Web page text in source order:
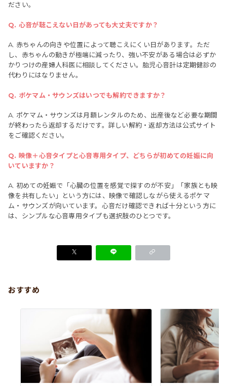
ださい。
Q. 心音が聴こえない日があっても大丈夫ですか？
A. 赤ちゃんの向きや位置によって聴こえにくい日があります。ただ
し、赤ちゃんの動きが極端に減ったり、強い不安がある場合は必ずか
かりつけの産婦人科医に相談してください。胎児心音計は定期健診の
代わりにはなりません。
Q. ポケマム・サウンズはいつでも解約できますか？
A. ポケマム・サウンズは月額レンタルのため、出産後など必要な期間
が終わったら返却するだけです。詳しい解約・返却方法は公式サイト
をご確認ください。
Q. 映像＋心音タイプと心音専用タイプ、どちらが初めての妊娠に向
いていますか？
A. 初めての妊娠で「心臓の位置を感覚で探すのが不安」「家族とも映
像を共有したい」という方には、映像で確認しながら使えるポケマ
ム・サウンズが向いています。心音だけ確認できれば十分という方に
は、シンプルな心音専用タイプも選択肢のひとつです。
おすすめ